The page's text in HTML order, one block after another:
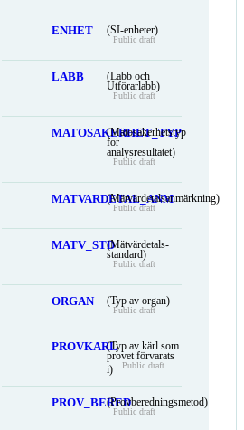
ENHET (SI-enheter)
Public draft
LABB
(Labb och
Utförarlabb)
Public draft
MATOSAKERHET_TYP
(Mätosäkerhetstyp
för
analysresultatet)
Public draft
MATVARDETAL_ANM
(Mätvärdetalsanmärkning)
Public draft
MATV_STD(Mätvärdetals-
standard)
Public draft
ORGAN (Typ av organ)
Public draft
PROVKARL(Typ av kärl som
provet förvarats
i)
Public draft
PROV_BERED(Provberedningsmetod)
Public draft